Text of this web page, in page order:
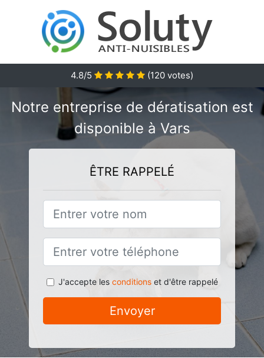
4.8/5 (120 votes)
Notre entreprise de dératisation est
disponible à Vars
ÊTRE RAPPELÉ
J'accepte les conditionset d'être rappelé
Envoyer